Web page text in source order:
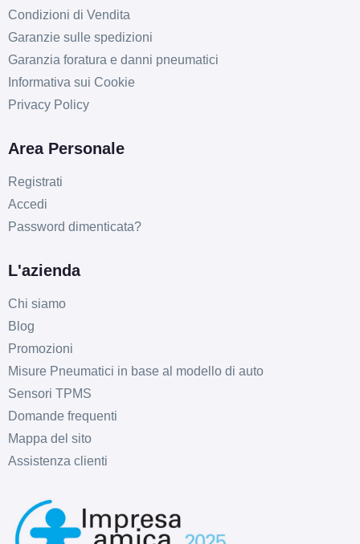
Condizioni di Vendita
Garanzie sulle spedizioni
Garanzia foratura e danni pneumatici
Informativa sui Cookie
Privacy Policy
Area Personale
Registrati
Accedi
Password dimenticata?
L'azienda
Chi siamo
Blog
Promozioni
Misure Pneumatici in base al modello di auto
Sensori TPMS
Domande frequenti
Mappa del sito
Assistenza clienti